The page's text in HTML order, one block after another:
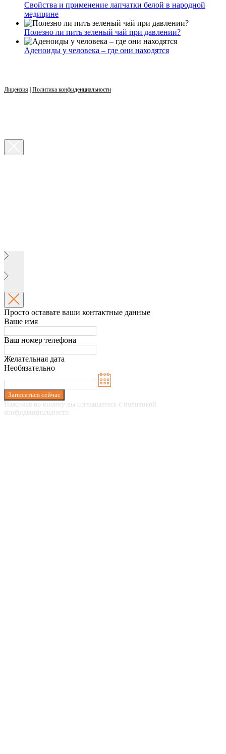
Свойства и применение лапчатки белой в народной
медицине
Полезно ли пить зеленый чай при давлении?
Аденоиды у человека – где они находятся
Лицензия Политика конфиденциальности
Просто оставьте ваши контактные данные
Ваше имя
Ваш номер телефона
Желательная дата
Необязательно
Записаться сейчас
Нажимая на кнопку вы соглашаетесь с политикой
конфиденциальности